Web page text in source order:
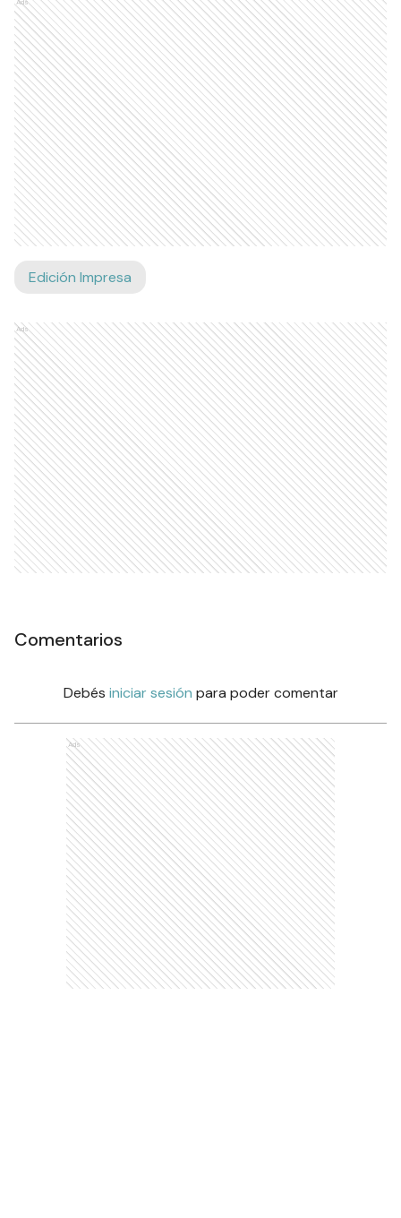
Ads
Edición Impresa
Ads
Comentarios
Debés iniciar sesión para poder comentar
Ads